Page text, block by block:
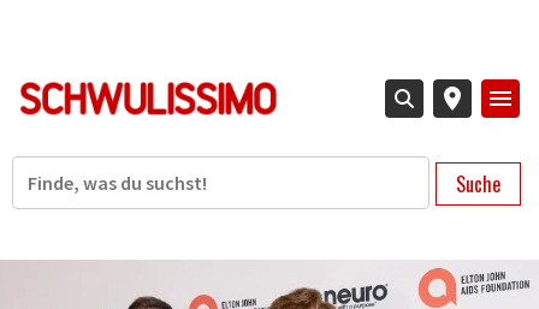
Suche